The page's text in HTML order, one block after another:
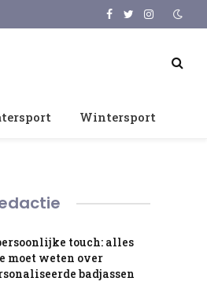
Facebook
TwitterInstagram
Wintersport
touch: alles
moet weten over
badjassen